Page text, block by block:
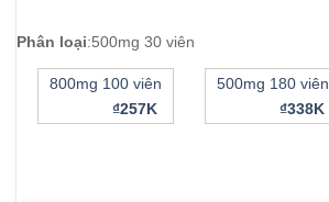
Phân loại:500mg 30 viên
800mg 100 viên
₫257K
500mg 180 viên
₫338K